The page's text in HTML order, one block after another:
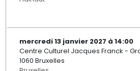
mercredi 13 janvier 2027 à 14:00
Centre Culturel Jacques Franck -
1060 Bruxelles